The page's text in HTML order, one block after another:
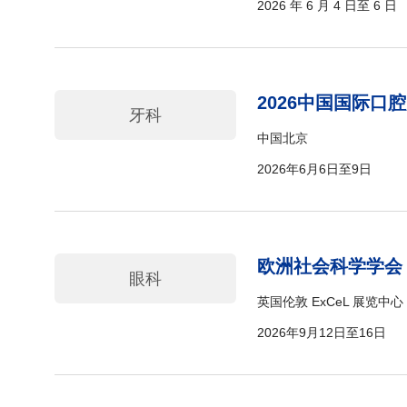
2026 年 6 月 4 日至 6 日
牙科
2026中国国际口
中国北京
2026年6月6日至9日
眼科
欧洲社会科学学
英国伦敦 ExCeL 展览中心
2026年9月12日至16日